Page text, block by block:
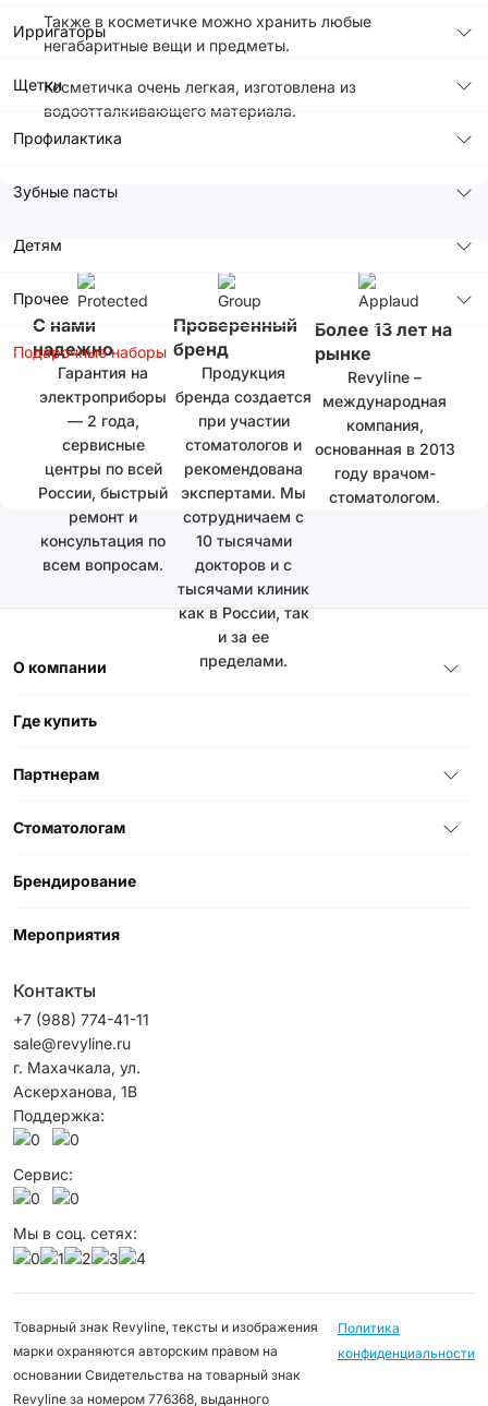
Ирригаторы
Щетки
Профилактика
Зубные пасты
Детям
Прочее
Подарочные наборы
Также в косметичке можно хранить любые
негабаритные вещи и предметы.
Косметичка очень легкая, изготовлена из
водоотталкивающего материала.
С нами
надежно
Гарантия на
электроприборы
— 2 года,
сервисные
центры по всей
России, быстрый
ремонт и
консультация по
всем вопросам.
Проверенный
бренд
Продукция
бренда создается
при участии
стоматологов и
рекомендована
экспертами. Мы
сотрудничаем с
10 тысячами
докторов и с
тысячами клиник
как в России, так
и за ее
пределами.
Более 13 лет на
рынке
Revyline –
международная
компания,
основанная в 2013
году врачом-
стоматологом.
О компании
Где купить
Партнерам
Стоматологам
Брендирование
Мероприятия
Контакты
+7 (988) 774-41-11
sale@revyline.ru
г. Махачкала, ул.
Аскерханова, 1B
Поддержка:
Сервис:
Мы в соц. сетях:
Товарный знак Revyline, тексты и изображения
марки охраняются авторским правом на
основании Свидетельства на товарный знак
Revyline за номером 776368, выданного
Политика
конфиденциальности